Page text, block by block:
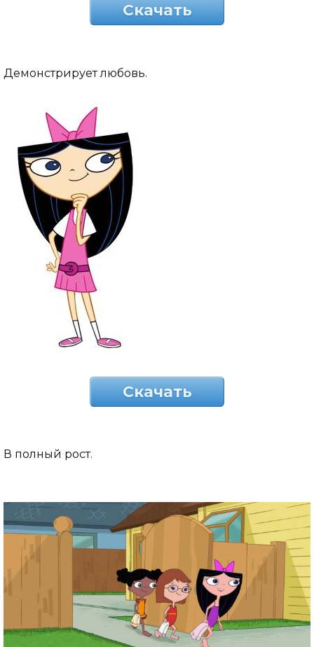
Скачать
Демонстрирует любовь.
Скачать
В полный рост.